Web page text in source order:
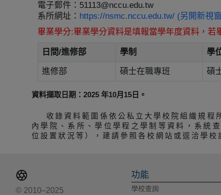
電子郵件： 51113@nccu.edu.tw
系所網址： https://nsmc.nccu.edu.tw/ (另開新視
畢業學分:畢業學分資料是填報當學年度資料，
日間/進修部 學制 學
進修部 碩士在職專班 碩
資料擷取日期：2025 年10月15日。
收錄資料範圍係依公私立大學校院組織規
內學院、系所、學位學程之學制等資料，系統
位設置狀況等），建請參照各校網站或逕洽學校
© 2010–2025
功能
學校查詢